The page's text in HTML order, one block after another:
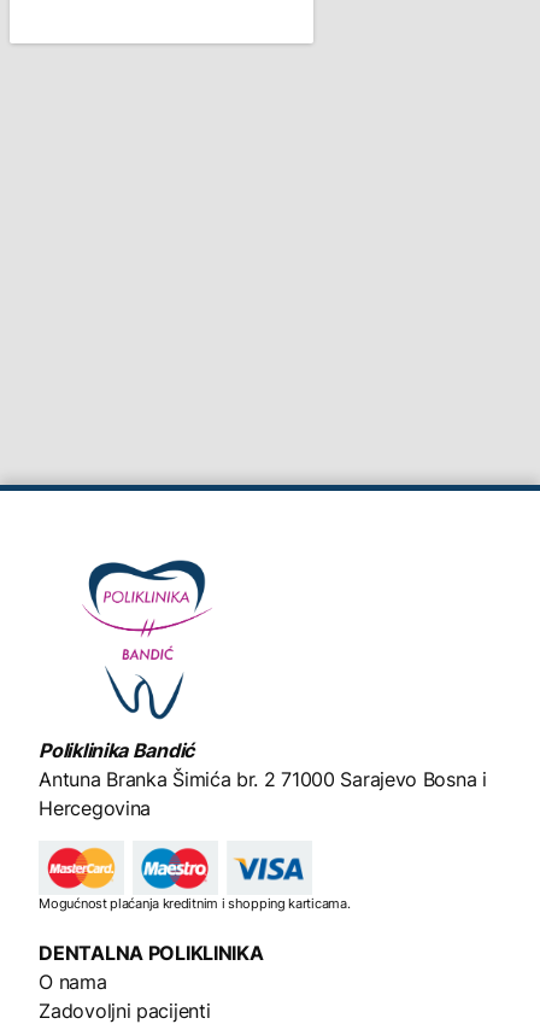
Poliklinika Bandić
Antuna Branka Šimića br. 2 71000 Sarajevo Bosna i
Hercegovina
Mogućnost plaćanja kreditnim i shopping karticama.
DENTALNA POLIKLINIKA
O nama
Zadovoljni pacijenti